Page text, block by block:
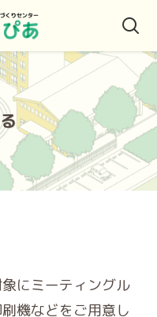
にミーティングル
機などをご用意し